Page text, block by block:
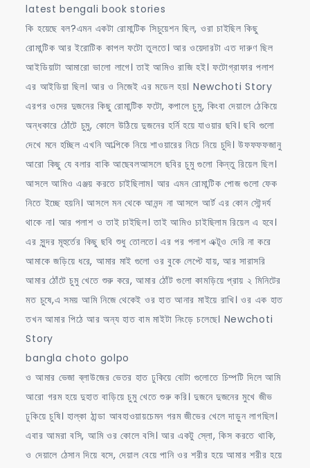
latest bengali book stories
কি হয়েছে বল?এমন একটা রোমান্টিক সিচুয়েশন ছিল, ওরা চাইছিল কিছু
রোমান্টিক আর ইরোটিক কাপল ফটো তুলতে। আর ওয়েদারটা এত দারুণ ছিল
আইডিয়াটা আমারো ভালো লাগে। তাই আমিও রাজি হই। ফটোগ্রাফার পলাশ
এর আইডিয়া ছিল। আর ও নিজেই এর মডেল হয়। Newchoti Story
এরপর ওদের দুজনের কিছু রোমান্টিক ফটো, কপালে চুমু, কিংবা দেয়ালে ঠেকিয়ে
অন্ধকারে ঠোঁটে চুমু, কোলে উঠিয়ে দুজনের হর্নি হয়ে যাওয়ার ছবি। ছবি গুলো
দেখে মনে হচ্ছিল এখনি আল্পিকে নিয়ে শাওয়ারের নিচে নিয়ে চুদি। উফফফফজানু
আরো কিছু যে বলার বাকি আছেবলআসলে ছবির চুমু গুলো কিন্তু রিয়েল ছিল।
আসলে আমিও এঞ্জয় করতে চাইছিলাম। আর এমন রোমান্টিক পোজ গুলো ফেক
নিতে ইচ্ছে হয়নি। আসলে মন থেকে আনন্দ না আসলে আর্ট এর কোন সৌন্দর্য
থাকে না। আর পলাশ ও তাই চাইছিল। তাই আমিও চাইছিলাম রিয়েল এ হবে।
এর সুন্দর মূহুর্তের কিছু ছবি শুধু তোলতে। এর পর পলাশ এক্টূও দেরি না করে
আমাকে জড়িয়ে ধরে, আমার মাই গুলো ওর বুকে লেপ্টে যায়, আর সারাসরি
আমার ঠোঁটে চুমু খেতে শুরু করে, আমার ঠোঁট গুলো কামড়িয়ে প্রায় ২ মিনিটের
মত চুষে,এ সময় আমি নিজে থেকেই ওর হাত আনার মাইয়ে রাখি। ওর এক হাত
তখন আমার পিঠে আর অন্য হাত বাম মাইটা নিংড়ে চলেছে। Newchoti
Story
bangla choto golpo
ও আমার ভেজা ব্লাউজের ভেতর হাত ঢুকিয়ে বোটা গুলোতে চিম্পটি দিলে আমি
আরো গরম হয়ে দুহাত বাড়িয়ে চুমু খেতে শুরু করি। দুজনে দুজনের মুখে জীভ
ঢুকিয়ে চুষি। হাল্কা ঠান্ডা আবহাওয়ায়চেমন গরম জীভের খেলে দাড়ুন লাগছিল।
এবার আমরা বসি, আমি ওর কোলে বসি। আর একটু স্লো, কিস করতে থাকি,
ও দেয়ালে ঠেসান দিয়ে বসে, দেয়াল বেয়ে পানি ওর শরীর হয়ে আমার শরীর হয়ে